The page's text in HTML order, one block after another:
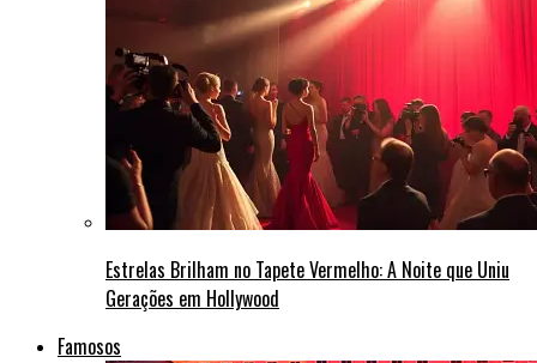
Estrelas Brilham no Tapete Vermelho: A Noite que Uniu
Gerações em Hollywood
Famosos